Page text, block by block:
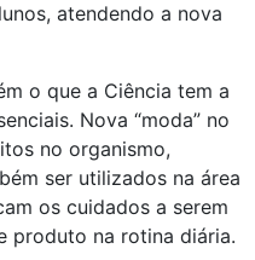
atendendo a nova
o que a Ciência tem a
Nova “moda” no
no organismo,
ser utilizados na área
os cuidados a serem
produto na rotina diária.